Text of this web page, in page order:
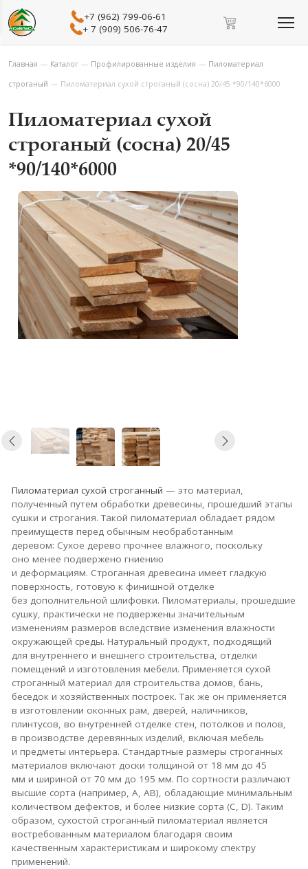
+7 (962) 799-06-61
+ 7 (909) 506-76-47
Главная — Каталог — Профилированные изделия — Пиломатериал
строганый — Пиломатериал сухой строганый (сосна) 20/45 *90/140*6000
Пиломатериал сухой
строганый (сосна) 20/45
*90/140*6000
Пиломатериал сухой строганный — это материал,
полученный путем обработки древесины, прошедший этапы
сушки и строгания. Такой пиломатериал обладает рядом
преимуществ перед обычным необработанным
деревом: Сухое дерево прочнее влажного, поскольку
оно менее подвержено гниению
и деформациям. Строганная древесина имеет гладкую
поверхность, готовую к финишной отделке
без дополнительной шлифовки. Пиломатериалы, прошедшие
сушку, практически не подвержены значительным
изменениям размеров вследствие изменения влажности
окружающей среды. Натуральный продукт, подходящий
для внутреннего и внешнего строительства, отделки
помещений и изготовления мебели. Применяется сухой
строганный материал для строительства домов, бань,
беседок и хозяйственных построек. Так же он применяется
в изготовлении оконных рам, дверей, наличников,
плинтусов, во внутренней отделке стен, потолков и полов,
в производстве деревянных изделий, включая мебель
и предметы интерьера. Стандартные размеры строганных
материалов включают доски толщиной от 18 мм до 45
мм и шириной от 70 мм до 195 мм. По сортности различают
высшие сорта (например, А, АВ), обладающие минимальным
количеством дефектов, и более низкие сорта (С, D).Таким
образом, сухостой строганный пиломатериал является
востребованным материалом благодаря своим
качественным характеристикам и широкому спектру
применений.